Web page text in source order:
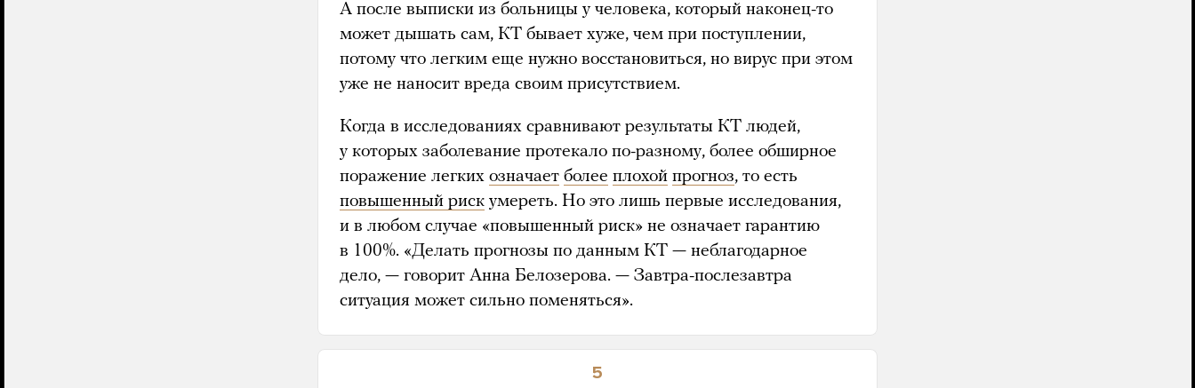
А после выписки из больницы у человека, который наконец-то
может дышать сам, КТ бывает хуже, чем при поступлении,
потому что легким еще нужно восстановиться, но вирус при этом
уже не наносит вреда своим присутствием.
Когда в исследованиях сравнивают результаты КТ людей,
у которых заболевание протекало по-разному, более обширное
поражение легких означает более плохой прогноз, то есть
повышенный риск умереть. Но это лишь первые исследования,
и в любом случае «повышенный риск» не означает гарантию
в 100%. «Делать прогнозы по данным КТ — неблагодарное
дело, — говорит Анна Белозерова. — Завтра-послезавтра
ситуация может сильно поменяться».
5